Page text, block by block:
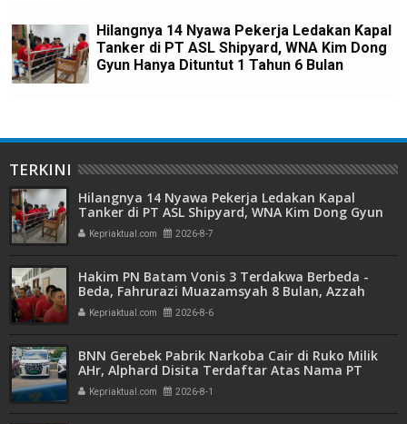
Hilangnya 14 Nyawa Pekerja Ledakan Kapal
Tanker di PT ASL Shipyard, WNA Kim Dong
Gyun Hanya Dituntut 1 Tahun 6 Bulan
TERKINI
Hilangnya 14 Nyawa Pekerja Ledakan Kapal
Tanker di PT ASL Shipyard, WNA Kim Dong Gyun
Hanya Dituntut 1 Tahun 6 Bulan
Kepriaktual.com 2026-8-7
Hakim PN Batam Vonis 3 Terdakwa Berbeda -
Beda, Fahrurazi Muazamsyah 8 Bulan, Azzah
Azzurah dan Risma Divonis 2 Tahun 6 Bulan
Kepriaktual.com 2026-8-6
BNN Gerebek Pabrik Narkoba Cair di Ruko Milik
AHr, Alphard Disita Terdaftar Atas Nama PT
Mitra Usaha Properti
Kepriaktual.com 2026-8-1